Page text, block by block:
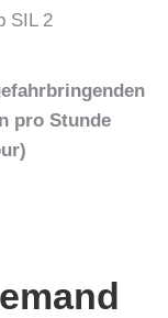
SIL 2
pro Stunde